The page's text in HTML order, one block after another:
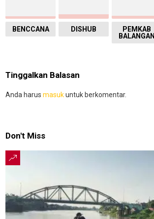
BENCCANA DISHUB
PEMKAB
BALANGAN
Tinggalkan Balasan
Anda harus masukuntuk berkomentar.
Don't Miss